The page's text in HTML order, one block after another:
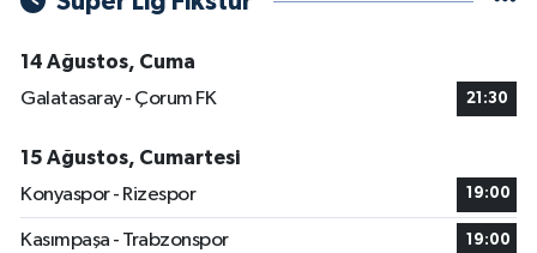
14 Ağustos, Cuma
Galatasaray - Çorum FK
21:30
15 Ağustos, Cumartesi
Konyaspor - Rizespor
19:00
Kasımpaşa - Trabzonspor 19:00